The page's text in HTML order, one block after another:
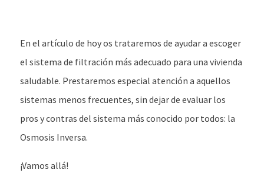
En el artículo de hoy os trataremos de ayudar a escoger
el sistema de filtración más adecuado para una vivienda
saludable. Prestaremos especial atención a aquellos
sistemas menos frecuentes, sin dejar de evaluar los
pros y contras del sistema más conocido por todos: la
Osmosis Inversa.
¡Vamos allá!